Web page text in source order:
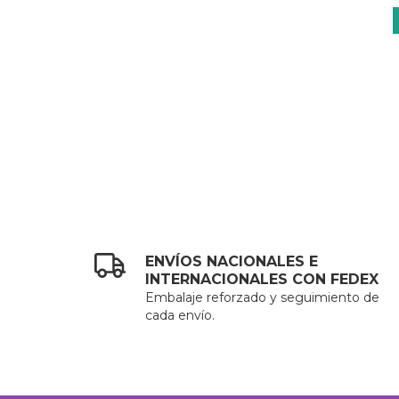
ENVÍOS NACIONALES E
INTERNACIONALES CON FEDEX
Embalaje reforzado y seguimiento de
cada envío.